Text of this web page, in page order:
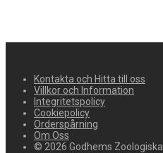
Kontakta och Hitta till oss
Villkor och Information
Integritetspolicy
Cookiepolicy
Orderspårning
Om Oss
© 2026 Godhems Zoologiska